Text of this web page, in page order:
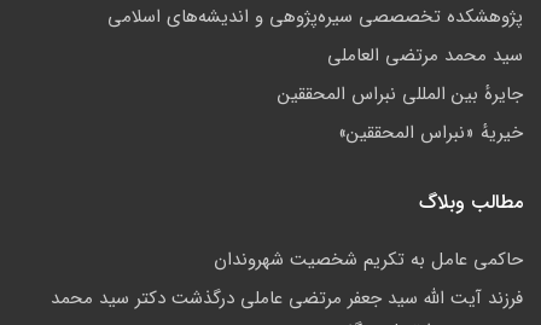
پژوهشكده تخصصصى سیره‌پژوهی و اندیشه‌های اسلامی
سید محمد مرتضی العاملی
جايرهٔ بین المللی نبراس المحققین
خيريهٔ «نبراس المحققين»
مطالب وبلاگ
حاکمى عامل به تکريم شخصيت شهروندان
فرزند آیت الله سید جعفر مرتضی عاملی درگذشت دکتر سید محمد